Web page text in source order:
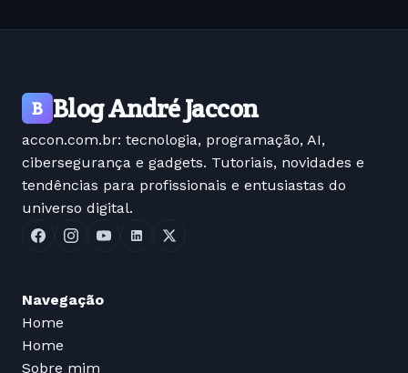
B Blog André Jaccon
accon.com.br: tecnologia, programação, AI,
cibersegurança e gadgets. Tutoriais, novidades e
tendências para profissionais e entusiastas do
universo digital.
Navegação
Home
Home
Sobre mim